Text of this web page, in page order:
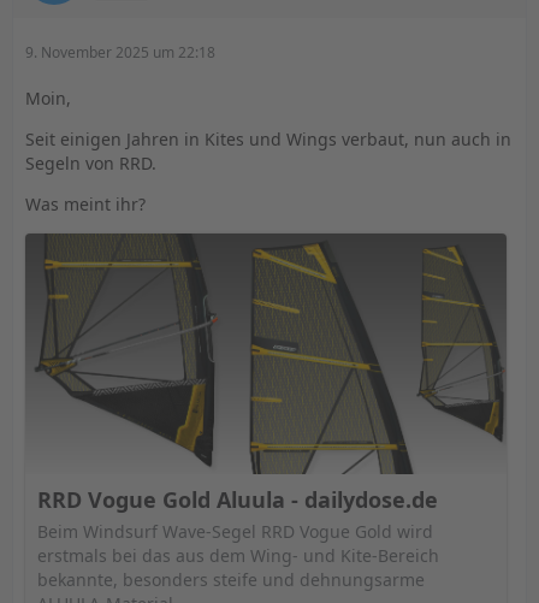
9. November 2025 um 22:18
Moin,
Seit einigen Jahren in Kites und Wings verbaut, nun auch in
Segeln von RRD.
Was meint ihr?
RRD Vogue Gold Aluula - dailydose.de
Beim Windsurf Wave-Segel RRD Vogue Gold wird
erstmals bei das aus dem Wing- und Kite-Bereich
bekannte, besonders steife und dehnungsarme